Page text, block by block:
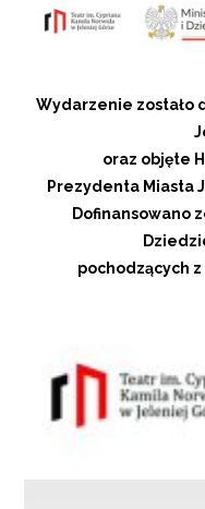
Wydarzenie zostało
oraz objęte
Prezydenta Miasta
Dofinansowano
pochodzących